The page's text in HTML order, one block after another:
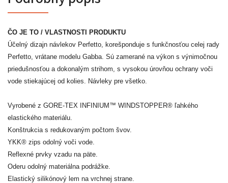
ČO JE TO / VLASTNOSTI PRODUKTU
Účelný dizajn návlekov Perfetto, korešponduje s funkčnosťou celej rady
Perfetto, vrátane modelu Gabba. Sú zamerané na výkon s výnimočnou
priedušnosťou a dokonalým strihom, s vysokou úrovňou ochrany voči
vode stiekajúcej od kolies. Návleky pre všetko.
Vyrobené z GORE-TEX INFINIUM™ WINDSTOPPER® ľahkého
elastického materiálu.
Konštrukcia s redukovaným počtom švov.
YKK® zips odolný voči vode.
Reflexné prvky vzadu na päte.
Oderu odolný materiálna podrážke.
Elastický silikónový lem na vrchnej strane.